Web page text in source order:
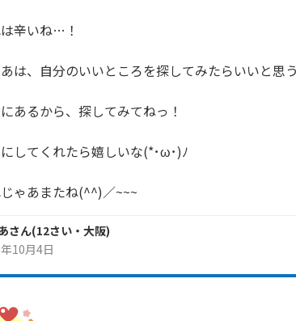
辛いね…！
は、自分のいいところを探してみたらいいと思う
あるから、探してみてねっ！
してくれたら嬉しいな(*･ω･)ﾉ
ゃあまたね(^^)／~~~
さん(12さい・ 大阪)
10月4日